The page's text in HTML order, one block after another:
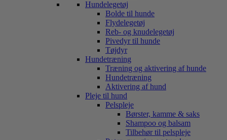
Hundelegetøj
Bolde til hunde
Flydelegetøj
Reb- og knudelegetøj
Pivedyr til hunde
Tøjdyr
Hundetræning
Træning og aktivering af hunde
Hundetræning
Aktivering af hund
Pleje til hund
Pelspleje
Børster, kamme & saks
Shampoo og balsam
Tilbehør til pelspleje